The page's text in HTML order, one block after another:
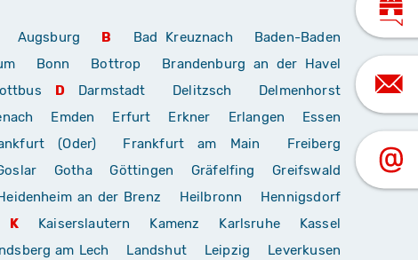
Augsburg B Bad Kreuznach
Baden-Baden
Bonn Bottrop
Brandenburg an der Havel
D Darmstadt Delitzsch
Delmenhorst
Emden Erfurt Erkner Erlangen
Essen
(Oder) Frankfurt am Main
Freiberg
Gotha Göttingen Gräfelfing
Greifswald
an der Brenz Heilbronn
Hennigsdorf
K Kaiserslautern Kamenz Karlsruhe
Kassel
am Lech Landshut Leipzig
Leverkusen